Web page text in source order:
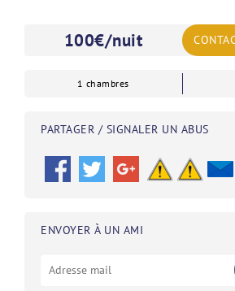
100€/nuit
1 chambres
PARTAGER / SIGNALER UN ABUS
ENVOYER À UN AMI